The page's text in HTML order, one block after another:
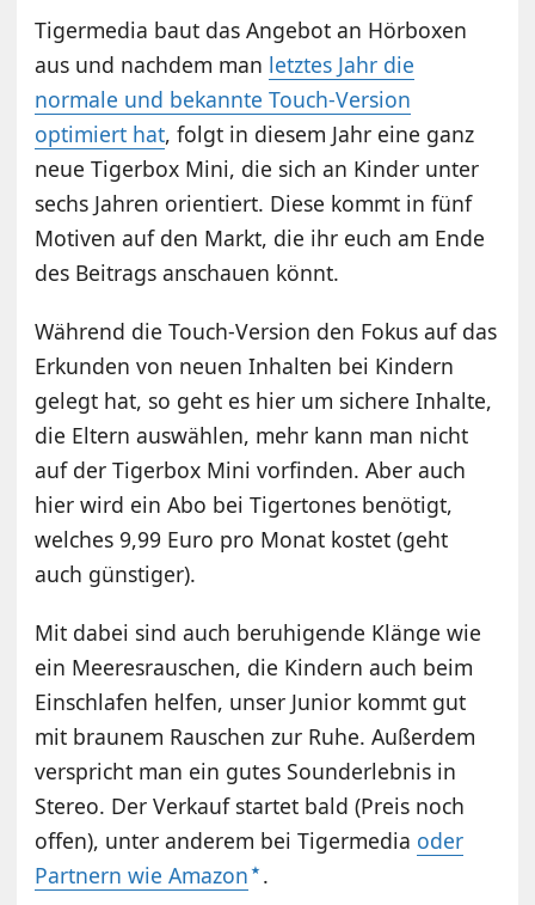
Tigermedia baut das Angebot an Hörboxen
aus und nachdem man letztes Jahr die
normale und bekannte Touch-Version
optimiert hat, folgt in diesem Jahr eine ganz
neue Tigerbox Mini, die sich an Kinder unter
sechs Jahren orientiert. Diese kommt in fünf
Motiven auf den Markt, die ihr euch am Ende
des Beitrags anschauen könnt.
Während die Touch-Version den Fokus auf das
Erkunden von neuen Inhalten bei Kindern
gelegt hat, so geht es hier um sichere Inhalte,
die Eltern auswählen, mehr kann man nicht
auf der Tigerbox Mini vorfinden. Aber auch
hier wird ein Abo bei Tigertones benötigt,
welches 9,99 Euro pro Monat kostet (geht
auch günstiger).
Mit dabei sind auch beruhigende Klänge wie
ein Meeresrauschen, die Kindern auch beim
Einschlafen helfen, unser Junior kommt gut
mit braunem Rauschen zur Ruhe. Außerdem
verspricht man ein gutes Sounderlebnis in
Stereo. Der Verkauf startet bald (Preis noch
offen), unter anderem bei Tigermedia oder
Partnern wie Amazon .